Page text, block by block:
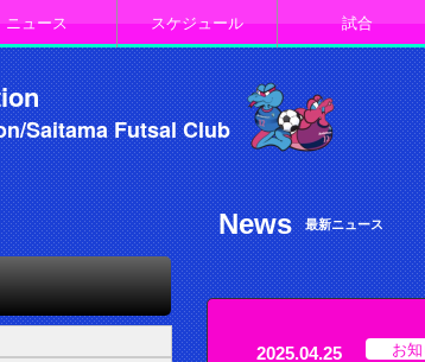
ニュース スケジュール 試合
Saitama Futsal Club
News 最新ニュース
2025.04.25 お